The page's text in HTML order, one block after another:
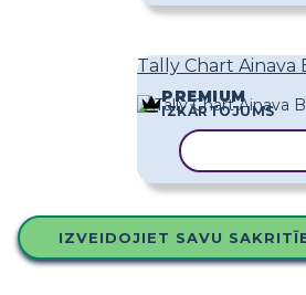
Tally Chart Ainava
PREMIUM
IZKĀRTOJUMS
IZVEIDOJIET SAVU